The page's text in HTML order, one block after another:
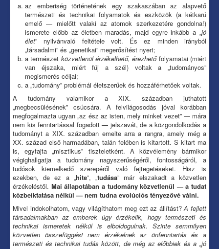
az emberiség történetének egy szakaszában az alapvető
természeti és technikai folyamatok és eszközök (a kétkarú
emelő — mielőtt valaki az atomok szerkezetére gondolna!)
ismerete előbb az életben maradás, majd egyre inkább a „jó
élet” nyilvánvaló feltétele volt. És ez minden irányból
„társadalmi” és „genetikai” megerősítést nyert;
a természet közvetlenül érzékelhető, érezhetőfolyamatai (miért
van éjszaka, miért fúj a szél) voltak a „tudományos”
megismerés céljai;
a „tudomány” problémái életszerűek és hozzáférhetőek voltak.
A tudomány valamikor a XIX. században juthatott
„megbecsülésének” csúcsára. A felvilágosodás jóval korábban
megfogalmazta ugyan „az ész az isten, mely minket vezet” — mára
nem kis fenntartással fogadott — jelszavát, de a közgondolkodás a
tudományt a XIX. században emelte arra a rangra, amely még a
XX. század első harmadában, talán felében is kitartott. S kitart ma
is, egyfajta „misztikus” tiszteletként. A közvélemény bármikor
végighallgatja a tudomány nagyszerűségéről, fontosságáról, a
tudósok kiemelkedő szerepéről való fejtegetéseket. Hisz is
ezekben, de ez a „hite”, „tudása” már elszakadt a közvetlen
érzékeléstől. Mai állapotában a tudomány közvetlenül — a tudat
közbeiktatása nélkül — nem tudna evolúciós tényezővé válni.
Mivel indokolhatom, vagy világíthatom meg ezt az állítást?A fejlett
társadalmakban az emberek úgy érzékelik, hogy természeti és
technikai ismeretek nélkül is elboldogulnak. Szinte semmilyen
közvetlen összefüggést nem érzékelnek az önfenntartás és a
természeti és technikai tudás között, de még az előbbiek és a „jó